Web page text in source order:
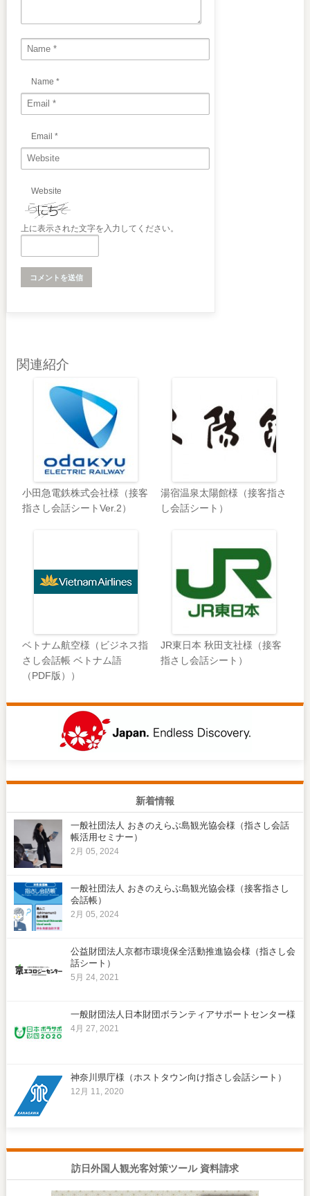
Name *
Email *
Website
上に表示された文字を入力してください。
関連紹介
小田急電鉄株式会社様（接客
指さし会話シートVer.2）
湯宿温泉太陽館様（接客指さ
し会話シート）
ベトナム航空様（ビジネス指
さし会話帳 ベトナム語
（PDF版））
JR東日本 秋田支社様（接客
指さし会話シート）
新着情報
一般社団法人 おきのえらぶ島観光協会様（指さし会話
帳活用セミナー）
2月 05, 2024
一般社団法人 おきのえらぶ島観光協会様（接客指さし
会話帳）
2月 05, 2024
公益財団法人京都市環境保全活動推進協会様（指さし会
話シート）
5月 24, 2021
一般財団法人日本財団ボランティアサポートセンター様
4月 27, 2021
神奈川県庁様（ホストタウン向け指さし会話シート）
12月 11, 2020
訪日外国人観光客対策ツール 資料請求